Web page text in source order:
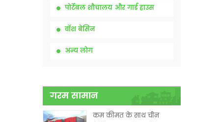
पोर्टेबल शौचालय और गार्ड हाउस
वॉश बेसिन
अन्य लोग
गरम सामान
कम कीमत के साथ चीन